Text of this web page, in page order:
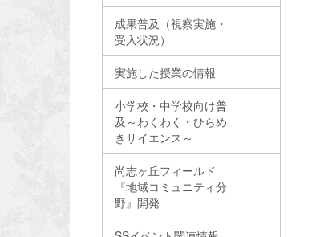
成果普及（視察実施・
受入状況）
実施した授業の情報
小学校・中学校向け普
及～わくわく・ひらめ
きサイエンス～
尚志ヶ丘フィールド
『地域コミュニティ分
野』開発